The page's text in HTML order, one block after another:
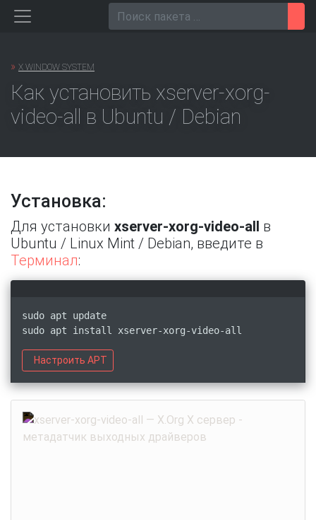
Перейти
» X WINDOW SYSTEM
Как установить xserver-xorg-
video-all в Ubuntu / Debian
Установка:
Для установки xserver-xorg-video-all в
Ubuntu / Linux Mint / Debian, введите в
Терминал:
sudo apt update
sudo apt install xserver-xorg-video-all
Настроить APT